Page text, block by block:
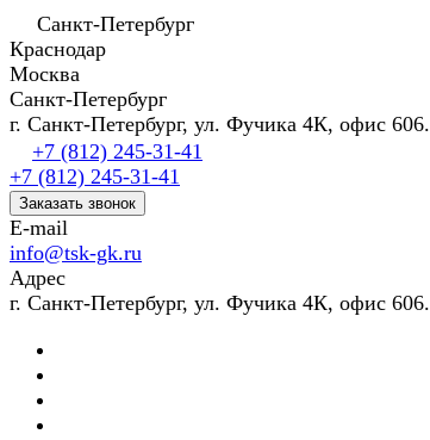
Санкт-Петербург
Краснодар
Москва
Санкт-Петербург
г. Санкт-Петербург, ул. Фучика 4К, офис 606.
+7 (812) 245-31-41
+7 (812) 245-31-41
Заказать звонок
E-mail
info@tsk-gk.ru
Адрес
г. Санкт-Петербург, ул. Фучика 4К, офис 606.